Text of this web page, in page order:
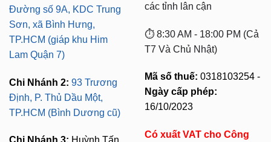
Đường số 9A, KDC Trung
Sơn, xã Bình Hưng,
TP.HCM (giáp khu Him
Lam Quận 7)
Chi Nhánh 2: 93 Trương
Định, P. Thủ Dầu Một,
TP.HCM (Bình Dương cũ)
các tỉnh lân cận
⏱️ 8:30 AM - 18:00 PM (Cả
T7 Và Chủ Nhật)
Mã số thuế: 0318103254 -
Ngày cấp phép:
16/10/2023
Có xuất VAT cho Công